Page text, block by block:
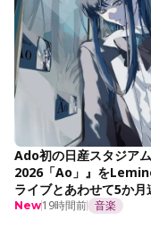
Ado初の日産スタジア
2026「Ao」』を
ライブとあわせて5か月
New19時間前 音楽